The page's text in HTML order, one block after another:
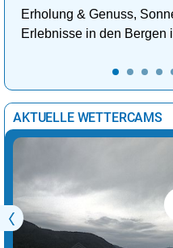
Erholung & Genuss,
Erlebnisse in den Bergen
AKTUELLE WETTERCAMS